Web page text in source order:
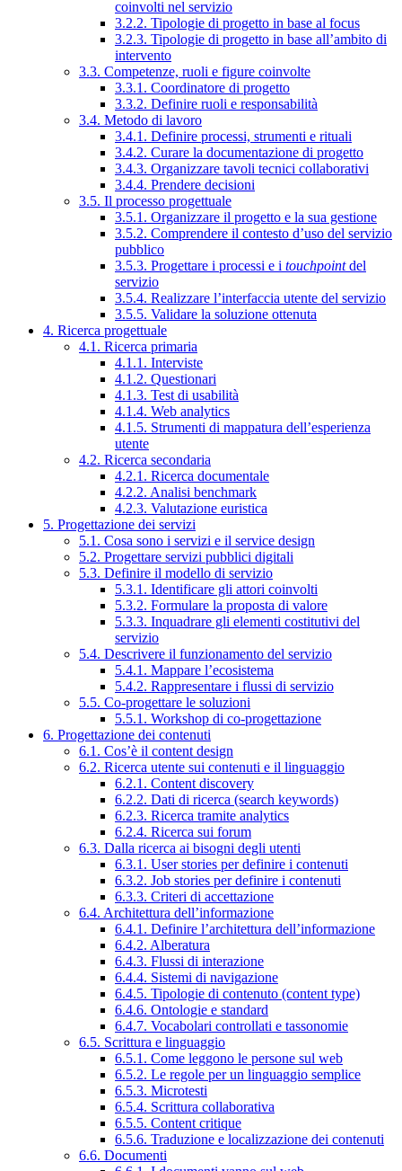
coinvolti nel servizio
3.2.2. Tipologie di progetto in base al focus
3.2.3. Tipologie di progetto in base all’ambito di
intervento
3.3. Competenze, ruoli e figure coinvolte
3.3.1. Coordinatore di progetto
3.3.2. Definire ruoli e responsabilità
3.4. Metodo di lavoro
3.4.1. Definire processi, strumenti e rituali
3.4.2. Curare la documentazione di progetto
3.4.3. Organizzare tavoli tecnici collaborativi
3.4.4. Prendere decisioni
3.5. Il processo progettuale
3.5.1. Organizzare il progetto e la sua gestione
3.5.2. Comprendere il contesto d’uso del servizio
pubblico
3.5.3. Progettare i processi e i touchpointdel
servizio
3.5.4. Realizzare l’interfaccia utente del servizio
3.5.5. Validare la soluzione ottenuta
4. Ricerca progettuale
4.1. Ricerca primaria
4.1.1. Interviste
4.1.2. Questionari
4.1.3. Test di usabilità
4.1.4. Web analytics
4.1.5. Strumenti di mappatura dell’esperienza
utente
4.2. Ricerca secondaria
4.2.1. Ricerca documentale
4.2.2. Analisi benchmark
4.2.3. Valutazione euristica
5. Progettazione dei servizi
5.1. Cosa sono i servizi e il service design
5.2. Progettare servizi pubblici digitali
5.3. Definire il modello di servizio
5.3.1. Identificare gli attori coinvolti
5.3.2. Formulare la proposta di valore
5.3.3. Inquadrare gli elementi costitutivi del
servizio
5.4. Descrivere il funzionamento del servizio
5.4.1. Mappare l’ecosistema
5.4.2. Rappresentare i flussi di servizio
5.5. Co-progettare le soluzioni
5.5.1. Workshop di co-progettazione
6. Progettazione dei contenuti
6.1. Cos’è il content design
6.2. Ricerca utente sui contenuti e il linguaggio
6.2.1. Content discovery
6.2.2. Dati di ricerca (search keywords)
6.2.3. Ricerca tramite analytics
6.2.4. Ricerca sui forum
6.3. Dalla ricerca ai bisogni degli utenti
6.3.1. User stories per definire i contenuti
6.3.2. Job stories per definire i contenuti
6.3.3. Criteri di accettazione
6.4. Architettura dell’informazione
6.4.1. Definire l’architettura dell’informazione
6.4.2. Alberatura
6.4.3. Flussi di interazione
6.4.4. Sistemi di navigazione
6.4.5. Tipologie di contenuto (content type)
6.4.6. Ontologie e standard
6.4.7. Vocabolari controllati e tassonomie
6.5. Scrittura e linguaggio
6.5.1. Come leggono le persone sul web
6.5.2. Le regole per un linguaggio semplice
6.5.3. Microtesti
6.5.4. Scrittura collaborativa
6.5.5. Content critique
6.5.6. Traduzione e localizzazione dei contenuti
6.6. Documenti